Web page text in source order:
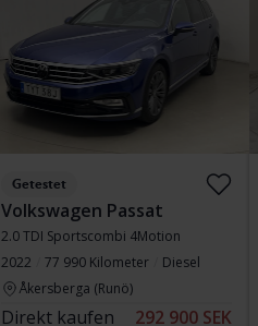
Getestet
Volkswagen Passat
2.0 TDI Sportscombi 4Motion
2022
77 990 Kilometer
Diesel
Åkersberga (Runö)
Direkt kaufen 292 900 SEK